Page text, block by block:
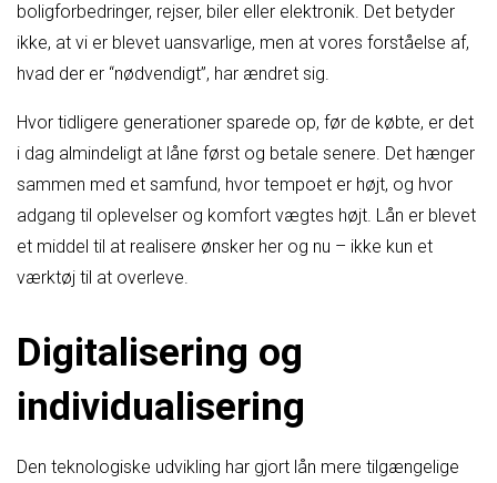
boligforbedringer, rejser, biler eller elektronik. Det betyder
ikke, at vi er blevet uansvarlige, men at vores forståelse af,
hvad der er “nødvendigt”, har ændret sig.
Hvor tidligere generationer sparede op, før de købte, er det
i dag almindeligt at låne først og betale senere. Det hænger
sammen med et samfund, hvor tempoet er højt, og hvor
adgang til oplevelser og komfort vægtes højt. Lån er blevet
et middel til at realisere ønsker her og nu – ikke kun et
værktøj til at overleve.
Digitalisering og
individualisering
Den teknologiske udvikling har gjort lån mere tilgængelige